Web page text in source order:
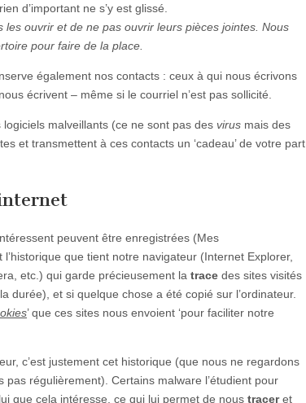
d’important ne s’y est glissé.
les ouvrir et de ne pas ouvrir leurs pièces jointes. Nous
pour faire de la place.
également nos contacts : ceux à qui nous écrivons
écrivent – même si le courriel n’est pas sollicité.
malveillants (ce ne sont pas des virus mais des
et transmettent à ces contacts un ‘cadeau’ de votre part
peuvent être enregistrées (Mes
l’historique que tient notre navigateur (Internet Explorer,
etc.) qui garde précieusement la trace des sites visités
durée), et si quelque chose a été copié sur l’ordinateur.
’ que ces sites nous envoient ‘pour faciliter notre
c’est justement cet historique (que nous ne regardons
pas régulièrement). Certains malware l’étudient pour
que cela intéresse, ce qui lui permet de nous traceret